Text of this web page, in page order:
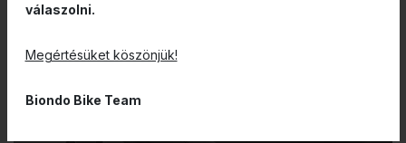
válaszolni.
Megértésüket köszönjük!
Biondo Bike Team